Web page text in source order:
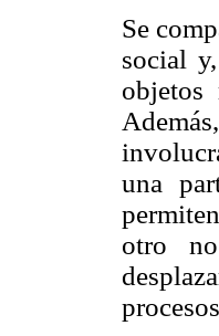
Se
social
una
otro